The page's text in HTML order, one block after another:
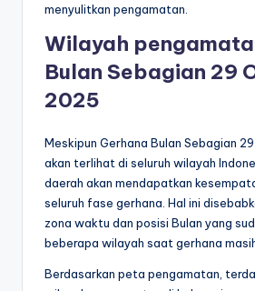
menyulitkan pengamatan.
Wilayah
Bulan Sebagian 29
2025
Meskipun Gerhana Bulan Sebagian
akan terlihat di seluruh wilayah
daerah akan mendapatkan
seluruh fase gerhana. Hal ini
zona waktu dan posisi Bulan yang
beberapa wilayah saat gerhana
Berdasarkan peta pengamatan,